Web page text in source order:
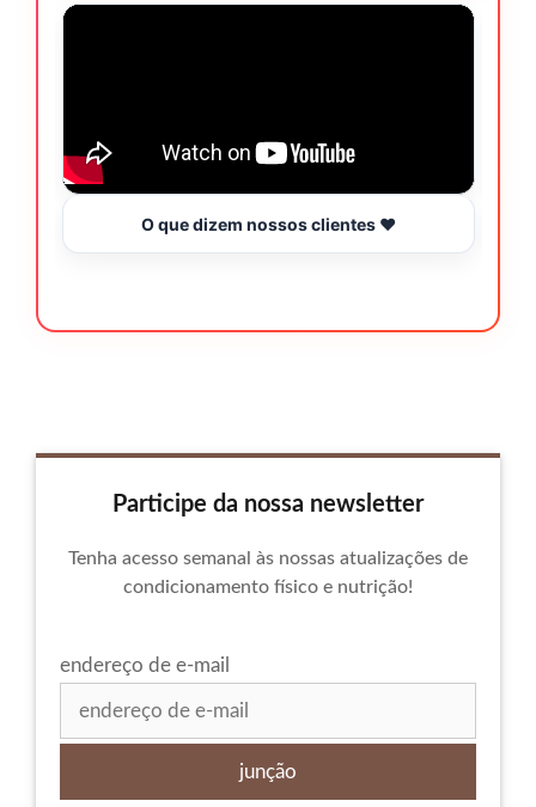
O que dizem nossos clientes ❤️
Participe da nossa newsletter
Tenha acesso semanal às nossas atualizações de
condicionamento físico e nutrição!
endereço de e-mail